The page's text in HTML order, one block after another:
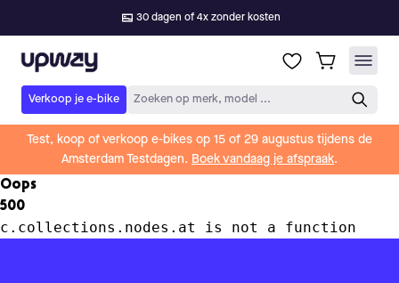
30 dagen of 4x zonder kosten
Upway
Verkoop je e-bike Zoeken op merk, model ...
Test, koop of verkoop e-bikes op 15 of 29 augustus tijdens de
Amsterdam Testdagen. Boek vandaag je afspraak.
Oops
500
c.collections.nodes.at is not a function